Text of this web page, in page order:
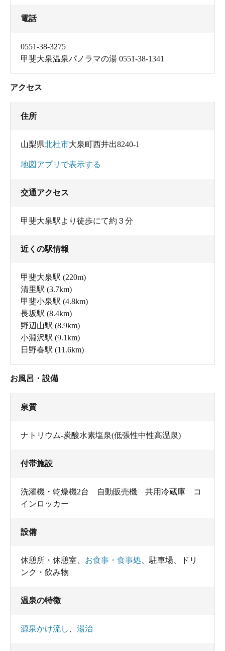
電話
0551-38-3275
甲斐大泉温泉パノラマの湯 0551-38-1341
アクセス
住所
山梨県北杜市大泉町西井出8240-1
地図アプリで表示する
交通アクセス
甲斐大泉駅より徒歩にて約３分
近くの駅情報
甲斐大泉駅 (220m)
清里駅 (3.7km)
甲斐小泉駅 (4.8km)
長坂駅 (8.4km)
野辺山駅 (8.9km)
小淵沢駅 (9.1km)
日野春駅 (11.6km)
お風呂・設備
泉質
ナトリウム-炭酸水素塩泉(低張性中性高温泉)
付帯施設
洗濯機・乾燥機2台 自動販売機 共用冷蔵庫 コ
インロッカー
設備
休憩所・休憩室 お食事・食事処 駐車場
ドリ
ンク・飲み物
温泉の特徴
源泉かけ流し 湯治